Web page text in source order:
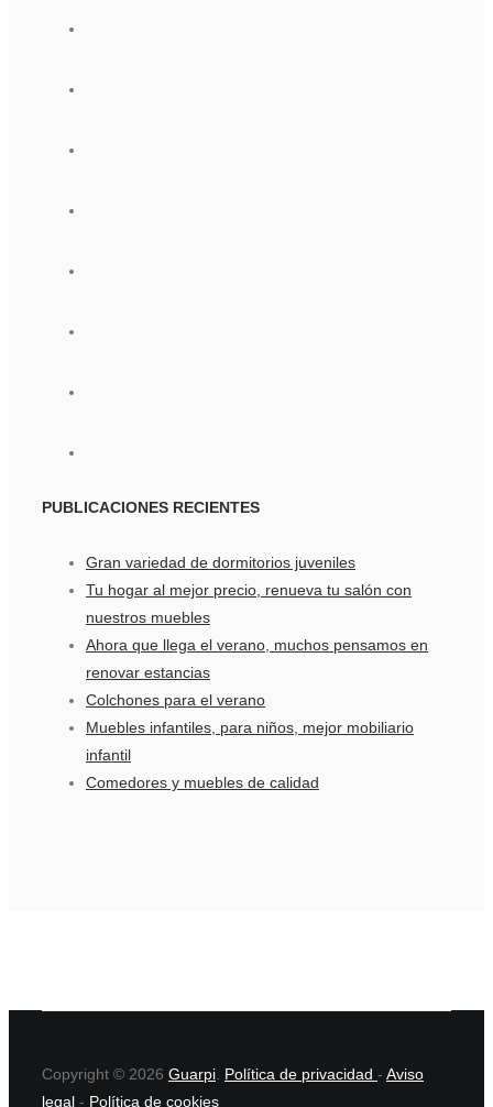
PUBLICACIONES RECIENTES
Gran variedad de dormitorios juveniles
Tu hogar al mejor precio, renueva tu salón con
nuestros muebles
Ahora que llega el verano, muchos pensamos en
renovar estancias
Colchones para el verano
Muebles infantiles, para niños, mejor mobiliario
infantil
Comedores y muebles de calidad
Copyright © 2026 Guarpi Política de privacidad - Aviso
legal - Política de cookies